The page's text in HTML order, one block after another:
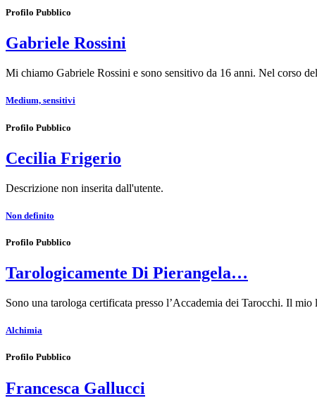
Profilo Pubblico
Gabriele Rossini
Mi chiamo Gabriele Rossini e sono sensitivo da 16 anni. Nel corso
Medium, sensitivi
Profilo Pubblico
Cecilia Frigerio
Descrizione non inserita dall'utente.
Non definito
Profilo Pubblico
Tarologicamente Di Pierangela…
Sono una tarologa certificata presso l’Accademia dei Tarocchi. Il
Alchimia
Profilo Pubblico
Francesca Gallucci